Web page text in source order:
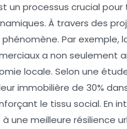
un processus crucial
À travers des
Par exemple,
a non seulement
locale. Selon une
immobilière de 30%
le tissu social. En
une meilleure résilience